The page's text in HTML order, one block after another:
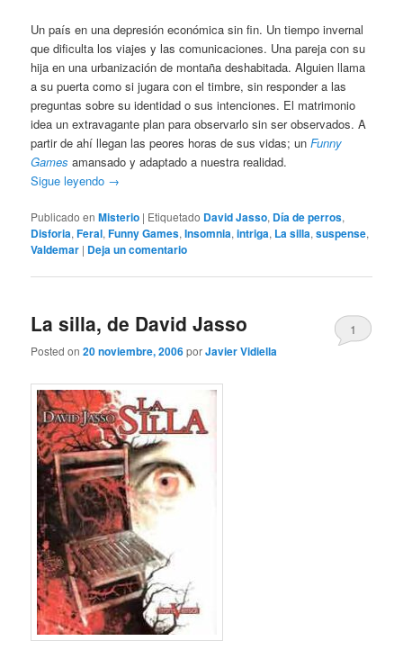
Un país en una depresión económica sin fin. Un tiempo invernal
que dificulta los viajes y las comunicaciones. Una pareja con su
hija en una urbanización de montaña deshabitada. Alguien llama
a su puerta como si jugara con el timbre, sin responder a las
preguntas sobre su identidad o sus intenciones. El matrimonio
idea un extravagante plan para observarlo sin ser observados. A
partir de ahí llegan las peores horas de sus vidas; unFunny
Games amansado y adaptado a nuestra realidad.
Sigue leyendo →
Publicado en Misterio | Etiquetado David Jasso, Día de perros,
Disforia,Feral,Funny Games,Insomnia,intriga, La silla,suspense,
Valdemar | Deja un comentario
La silla, de David Jasso
Posted on20 noviembre, 2006porJavier Vidiella
1